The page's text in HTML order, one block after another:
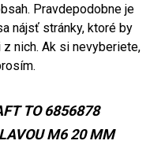
Pravdepodobne je
nájsť stránky, ktoré by
nich. Ak si nevyberiete,
TO 6856878
M6 20 MM